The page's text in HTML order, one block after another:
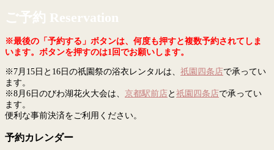
ご予約 Reservation
※最後の「予約する」ボタンは、何度も押すと複数予約されてしま
います。ボタンを押すのは1回でお願いします。
※7月15日と16日の祇園祭の浴衣レンタルは、 祇園四条店で承ってい
ます。
※8月6日のびわ湖花火大会は、 京都駅前店 と 祇園四条店で承ってい
ます。
便利な事前決済をご利用ください。
予約カレンダー